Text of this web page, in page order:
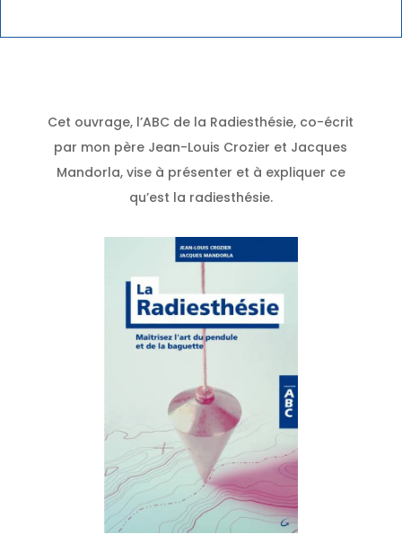
Cet ouvrage, l’ABC de la Radiesthésie, co-écrit
par mon père Jean-Louis Crozier et Jacques
Mandorla, vise à présenter et à expliquer ce
qu’est la radiesthésie.